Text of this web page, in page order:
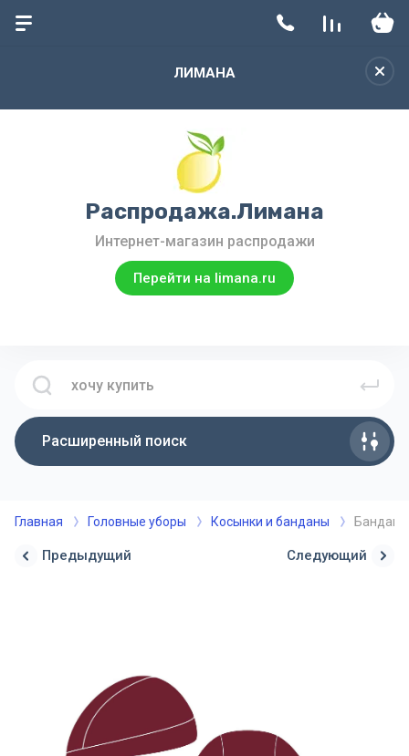
ЛИМАНА
Распродажа.Лимана
Интернет-магазин распродажи
Перейти на limana.ru
Расширенный поиск
Главная Головные уборы Косынки и банданы
Предыдущий Следующий